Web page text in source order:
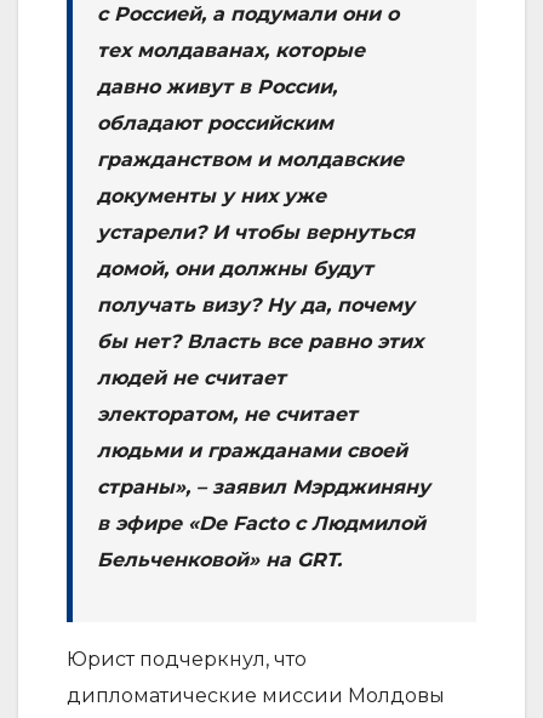
с Россией, а подумали они о
тех молдаванах, которые
давно живут в России,
обладают российским
гражданством и молдавские
документы у них уже
устарели? И чтобы вернуться
домой, они должны будут
получать визу? Ну да, почему
бы нет? Власть все равно этих
людей не считает
электоратом, не считает
людьми и гражданами своей
страны», – заявил Мэрджиняну
в эфире «De Facto с Людмилой
Бельченковой» на GRT.
Юрист подчеркнул, что
дипломатические миссии Молдовы